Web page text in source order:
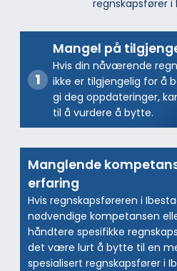
regnskapsfører i
Mangel på
Hvis din nåværende
ikke er tilgjengelig for å
gi deg oppdateringer,
til å vurdere å bytte.
Manglende
erfaring
Hvis regnskapsføreren i
nødvendige kompetansen
håndtere spesifikke
det være lurt å bytte til en
spesialisert regnskapsfører i